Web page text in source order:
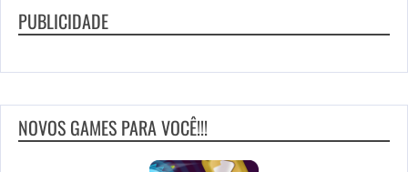
PUBLICIDADE
NOVOS GAMES PARA VOCÊ!!!